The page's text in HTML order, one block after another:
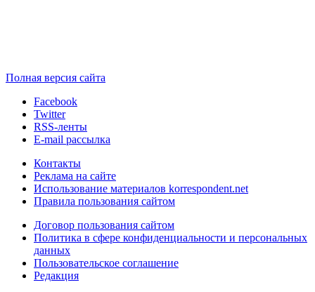
Полная версия сайта
Facebook
Twitter
RSS-ленты
E-mail рассылка
Контакты
Реклама на сайте
Использование материалов korrespondent.net
Правила пользования сайтом
Договор пользования сайтом
Политика в сфере конфиденциальности и персональных
данных
Пользовательское соглашение
Редакция